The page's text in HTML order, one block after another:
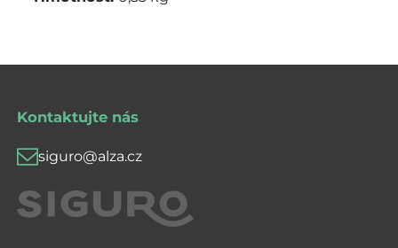
Kontaktujte nás
siguro@alza.cz